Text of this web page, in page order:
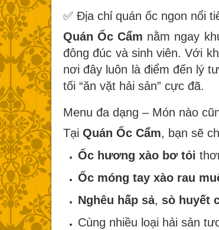
✅ Địa chỉ quán ốc ngon nổi
Quán Ốc Cẩm nằm ngay
đông đúc và sinh viên. Với
nơi đây luôn là điểm đến lý
tối “ăn vặt hải sản” cực đã.
Menu đa dạng – Món nào
Tại Quán Ốc Cẩm, bạn sẽ
Ốc hương xào bơ tỏi
Ốc móng tay xào rau
Nghêu hấp sả, sò huyết
Cùng nhiều loại hải sản